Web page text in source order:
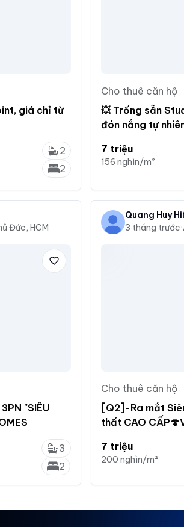
giá chỉ từ
2
2
Cho thuê căn hộ
💥 Trống sẵn
đón nắng tự
7 triệu
156 nghìn/m²
Đức, HCM
"SIÊU
3
2
Quang Huy
3 tháng trước·
Cho thuê căn hộ
[Q2]-Ra mắt
thất CAO
7 triệu
200 nghìn/m²